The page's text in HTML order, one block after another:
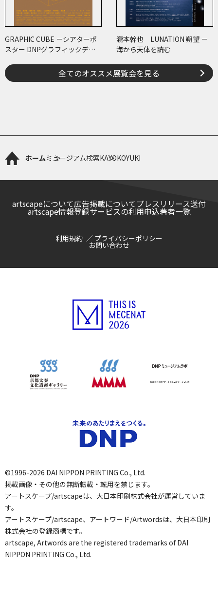
GRAPHIC CUBE －シアターポ
スター DNPグラフィックデザ
瀧本幹也 LUNATION 朔望 －
海から天体を読む
全てのオススメ展覧会を見る
ホームミュージアム検索KAYOKOYUKI
artscapeについて広告掲載についてプレスリリース送付
artscape情報登録サービスの利用申込著者一覧
利用規約 プライバシーポリシー
お問い合わせ
©1996-2026 DAI NIPPON PRINTING Co., Ltd.
掲載画像・その他の無断転載・転用を禁じます。
アートスケープ/artscapeは、大日本印刷株式会社が運営していま
す。
アートスケープ/artscape、アートワード/Artwordsは、大日本印刷
株式会社の登録商標です。
artscape, Artwords are the registered trademarks of DAI
NIPPON PRINTING Co., Ltd.